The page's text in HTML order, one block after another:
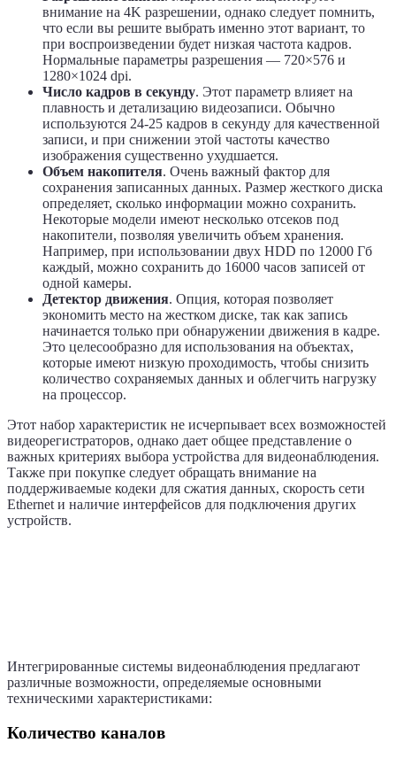
внимание на 4K разрешении, однако следует помнить,
что если вы решите выбрать именно этот вариант, то
при воспроизведении будет низкая частота кадров.
Нормальные параметры разрешения — 720×576 и
1280×1024 dpi.
Число кадров в секунду. Этот параметр влияет на
плавность и детализацию видеозаписи. Обычно
используются 24-25 кадров в секунду для качественной
записи, и при снижении этой частоты качество
изображения существенно ухудшается.
Объем накопителя. Очень важный фактор для
сохранения записанных данных. Размер жесткого диска
определяет, сколько информации можно сохранить.
Некоторые модели имеют несколько отсеков под
накопители, позволяя увеличить объем хранения.
Например, при использовании двух HDD по 12000 Гб
каждый, можно сохранить до 16000 часов записей от
одной камеры.
Детектор движения. Опция, которая позволяет
экономить место на жестком диске, так как запись
начинается только при обнаружении движения в кадре.
Это целесообразно для использования на объектах,
которые имеют низкую проходимость, чтобы снизить
количество сохраняемых данных и облегчить нагрузку
на процессор.
Этот набор характеристик не исчерпывает всех возможностей
видеорегистраторов, однако дает общее представление о
важных критериях выбора устройства для видеонаблюдения.
Также при покупке следует обращать внимание на
поддерживаемые кодеки для сжатия данных, скорость сети
Ethernet и наличие интерфейсов для подключения других
устройств.
Интегрированные системы видеонаблюдения предлагают
различные возможности, определяемые основными
техническими характеристиками:
Количество каналов